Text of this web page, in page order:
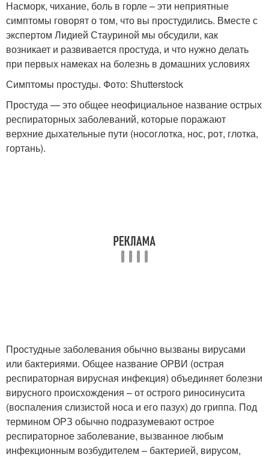
Насморк, чихание, боль в горле – эти неприятные
симптомы говорят о том, что вы простудились. Вместе с
экспертом Лидией Стауриной мы обсудили, как
возникает и развивается простуда, и что нужно делать
при первых намеках на болезнь в домашних условиях
Симптомы простуды. Фото: Shutterstock
Простуда — это общее неофициальное название острых
респираторных заболеваний, которые поражают
верхние дыхательные пути (носоглотка, нос, рот, глотка,
гортань).
Простудные заболевания обычно вызваны вирусами
или бактериями. Общее название ОРВИ (острая
респираторная вирусная инфекция) объединяет болезни
вирусного происхождения – от острого риносинусита
(воспаления слизистой носа и его пазух) до гриппа. Под
термином ОРЗ обычно подразумевают острое
респираторное заболевание, вызванное любым
инфекционным возбудителем – бактерией, вирусом,